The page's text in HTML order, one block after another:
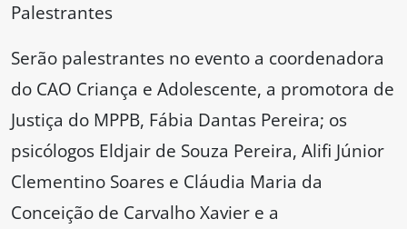
Palestrantes
Serão palestrantes no evento a coordenadora
do CAO Criança e Adolescente, a promotora de
Justiça do MPPB, Fábia Dantas Pereira; os
psicólogos Eldjair de Souza Pereira, Alifi Júnior
Clementino Soares e Cláudia Maria da
Conceição de Carvalho Xavier e a